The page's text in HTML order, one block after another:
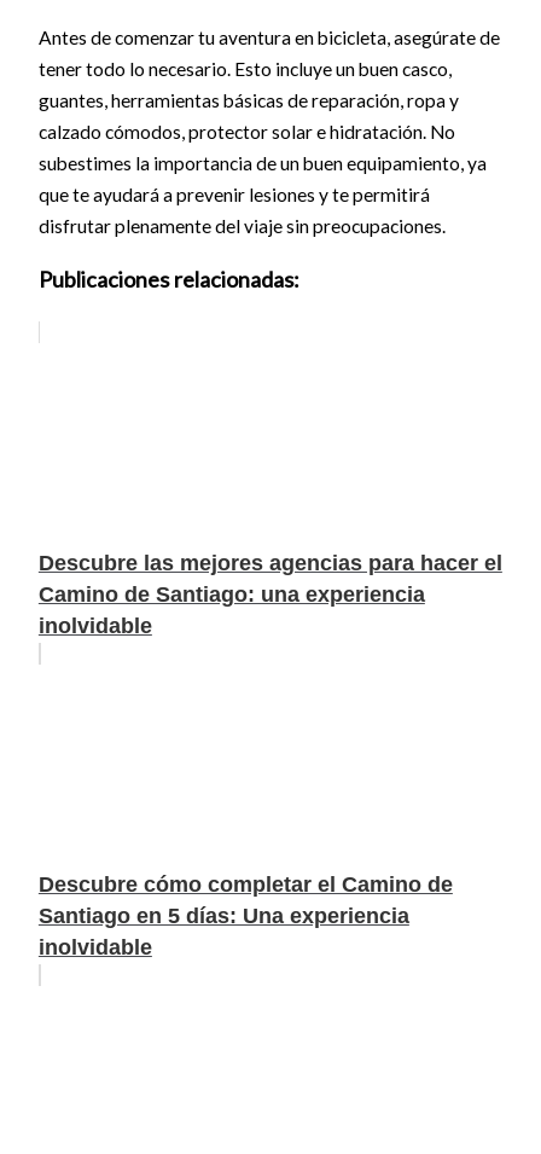
Antes de comenzar tu aventura en bicicleta, asegúrate de
tener todo lo necesario. Esto incluye un buen casco,
guantes, herramientas básicas de reparación, ropa y
calzado cómodos, protector solar e hidratación. No
subestimes la importancia de un buen equipamiento, ya
que te ayudará a prevenir lesiones y te permitirá
disfrutar plenamente del viaje sin preocupaciones.
Publicaciones relacionadas:
Descubre las mejores agencias para hacer el
Camino de Santiago: una experiencia
inolvidable
Descubre cómo completar el Camino de
Santiago en 5 días: Una experiencia
inolvidable